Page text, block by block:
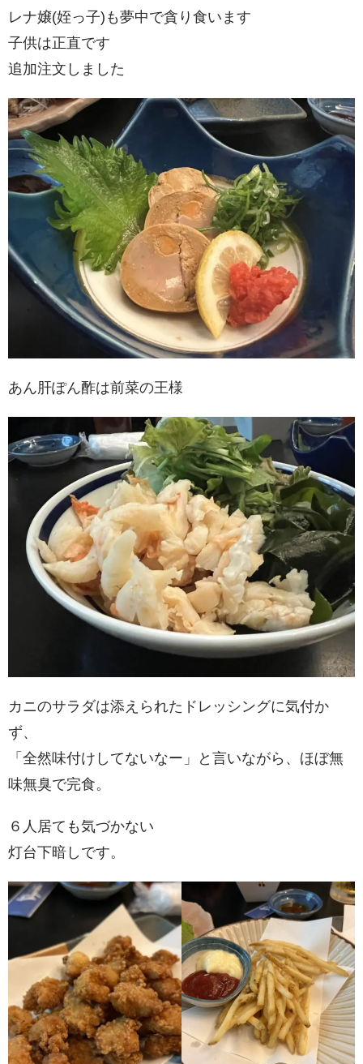
レナ嬢(姪っ子)も夢中で貪り食います
子供は正直です
追加注文しました
あん肝ぽん酢は前菜の王様
カニのサラダは添えられたドレッシングに気付か
ず、
「全然味付けしてないなー」と言いながら、ほぼ無
味無臭で完食。
６人居ても気づかない
灯台下暗しです。